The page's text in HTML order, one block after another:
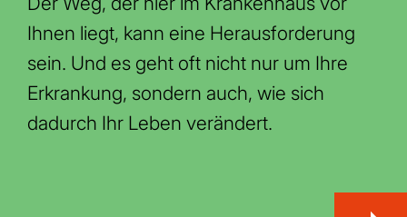
Ihnen liegt, kann eine Herausforderung
sein. Und es geht oft nicht nur um Ihre
Erkrankung, sondern auch, wie sich
dadurch Ihr Leben verändert.